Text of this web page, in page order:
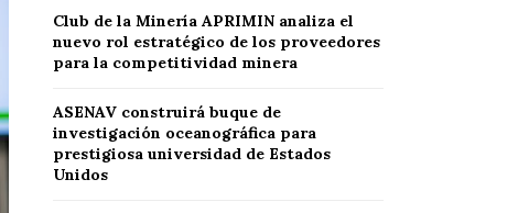
Club de la Minería APRIMIN analiza el
nuevo rol estratégico de los proveedores
para la competitividad minera
ASENAV construirá buque de
investigación oceanográfica para
prestigiosa universidad de Estados
Unidos